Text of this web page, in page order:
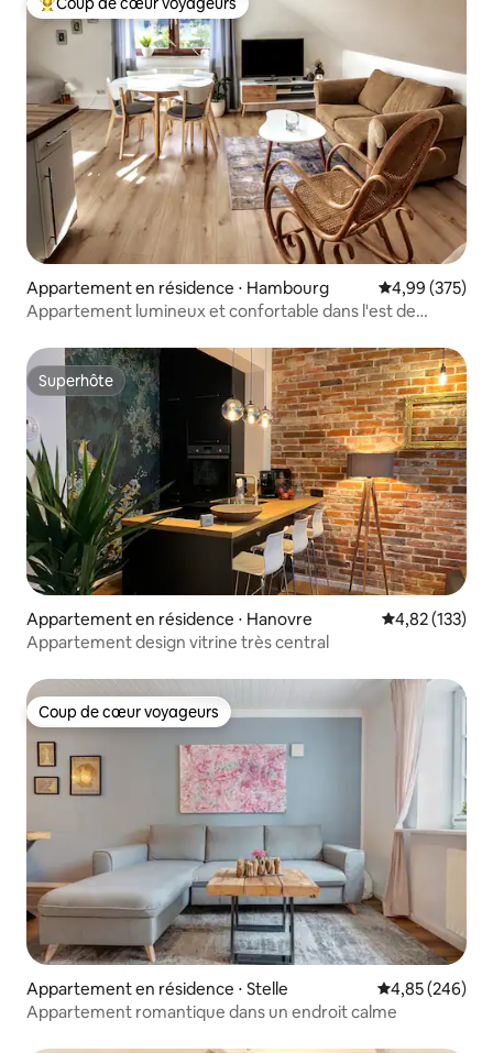
Coups de cœur voyageurs les plus appréciés
Appartement en résidence ⋅ Hambourg Évaluation
4,99 (375)
Appartement lumineux et confortable dans l'est de
Superhôte
Superhôte
Appartement en résidence ⋅ Hanovre Évaluation
4,82 (133)
Appartement design vitrine très central
Coup de cœur voyageurs
Coup de cœur voyageurs
Appartement en résidence ⋅ Stelle Évaluation
4,85 (246)
Appartement romantique dans un endroit calme